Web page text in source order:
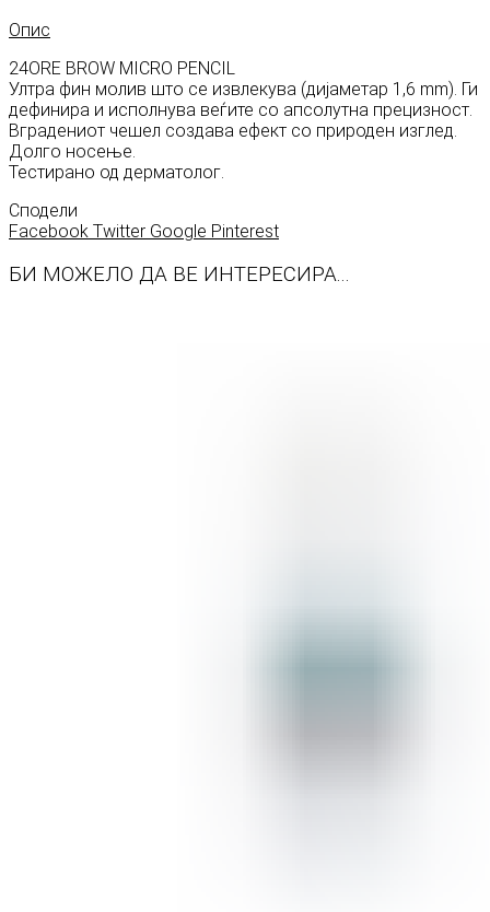
Опис
24ORE BROW MICRO PENCIL
Ултра фин молив што се извлекува (дијаметар 1,6 mm). Ги
дефинира и исполнува веѓите со апсолутна прецизност.
Вградениот чешел создава ефект со природен изглед.
Долго носење.
Тестирано од дерматолог.
Сподели
Facebook Twitter Google Pinterest
БИ МОЖЕЛО ДА ВЕ ИНТЕРЕСИРА...